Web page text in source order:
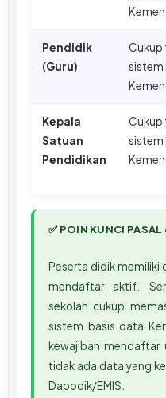
Pendidik
(Guru)
Cukup
sistem
Kepala
Satuan
Pendidikan
Cukup
sistem
✅ POIN KUNCI PASAL
Peserta didik
mendaftar aktif.
sekolah cukup
sistem basis data
kewajiban mendaftar
tidak ada data yang
Dapodik/EMIS.